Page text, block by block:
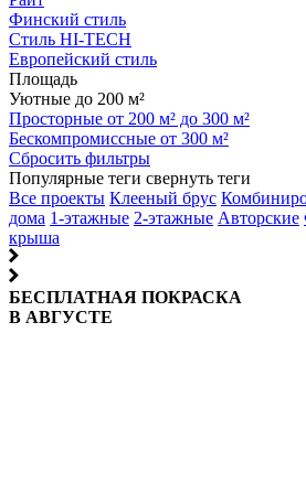
Финский стиль
Стиль HI-TECH
Европейский стиль
Площадь
Уютные до 200 м²
Просторные от 200 м² до 300 м²
Бескомпромиссные от 300 м²
Сбросить фильтры
Популярные теги свернуть теги
Все проекты Клееный брус
дома 1-этажные 2-этажные Авторские
крыша
БЕСПЛАТНАЯ ПОКРАСКА
В АВГУСТЕ